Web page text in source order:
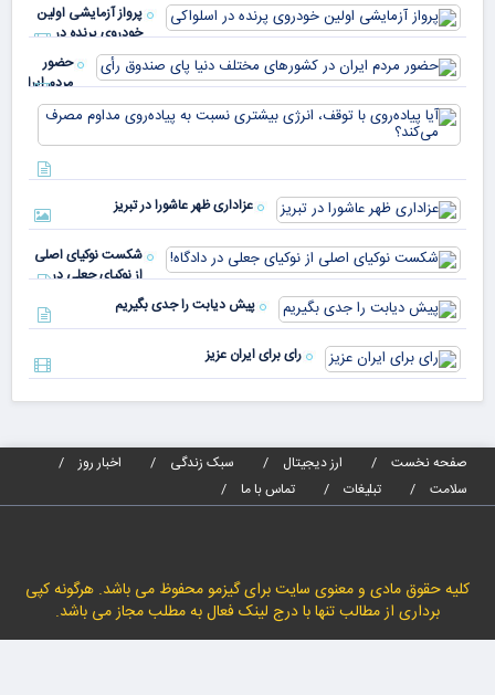
پرواز آزمایشی اولین
خودروی پرنده در
اسلواکی
حضور
مردم ایران
در
کشورهای
مختلف
دنیا پای
صندوق
عزاداری ظهر عاشورا در تبریز
شکست نوکیای اصلی
از نوکیای جعلی در
دادگاه!
پیش دیابت را جدی بگیریم
رای برای ایران عزیز
صفحه نخست ارز دیجیتال سبک زندگی
اخبار روز
سلامت
تبلیغات تماس با ما
کلیه حقوق مادی و معنوی سایت برای گیزمو محفوظ می باشد. هرگونه کپی
برداری از مطالب تنها با درج لینک فعال به مطلب مجاز می باشد.